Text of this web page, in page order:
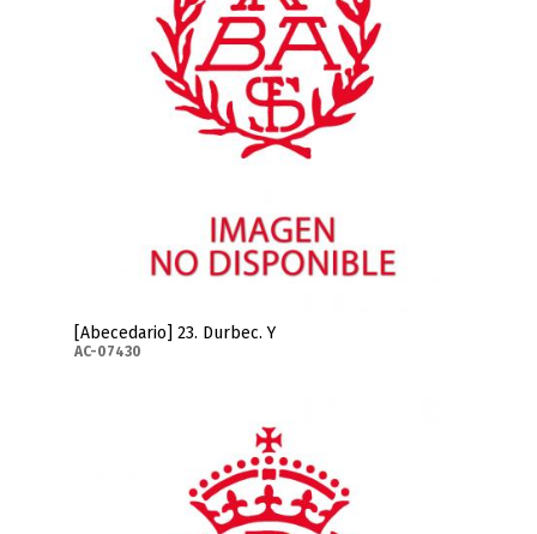
[Abecedario] 23. Durbec. Y
AC-07430